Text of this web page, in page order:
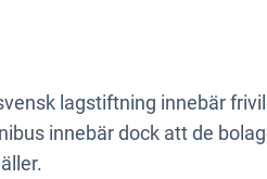
lagstiftning innebär
innebär dock att de